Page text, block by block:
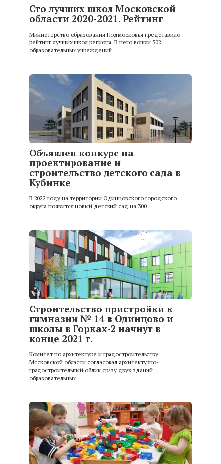
Сто лучших школ Московской
области 2020-2021. Рейтинг
Министерство образования Подмосковья представило
рейтинг лучших школ региона. В него вошли 502
образовательных учреждений
Объявлен конкурс на
проектирование и
строительство детского сада в
Кубинке
В 2022 году на территории Одинцовского городского
округа появится новый детский сад на 300
Строительство пристройки к
гимназии № 14 в Одинцово и
школы в Горках-2 начнут в
конце 2021 г.
Комитет по архитектуре и градостроительству
Московской области согласовал архитектурно-
градостроительный облик сразу двух зданий
образовательных